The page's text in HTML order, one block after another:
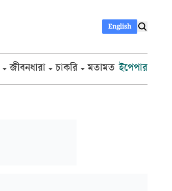
English
জীবনধারা চাকরি মতামত ইপেপার